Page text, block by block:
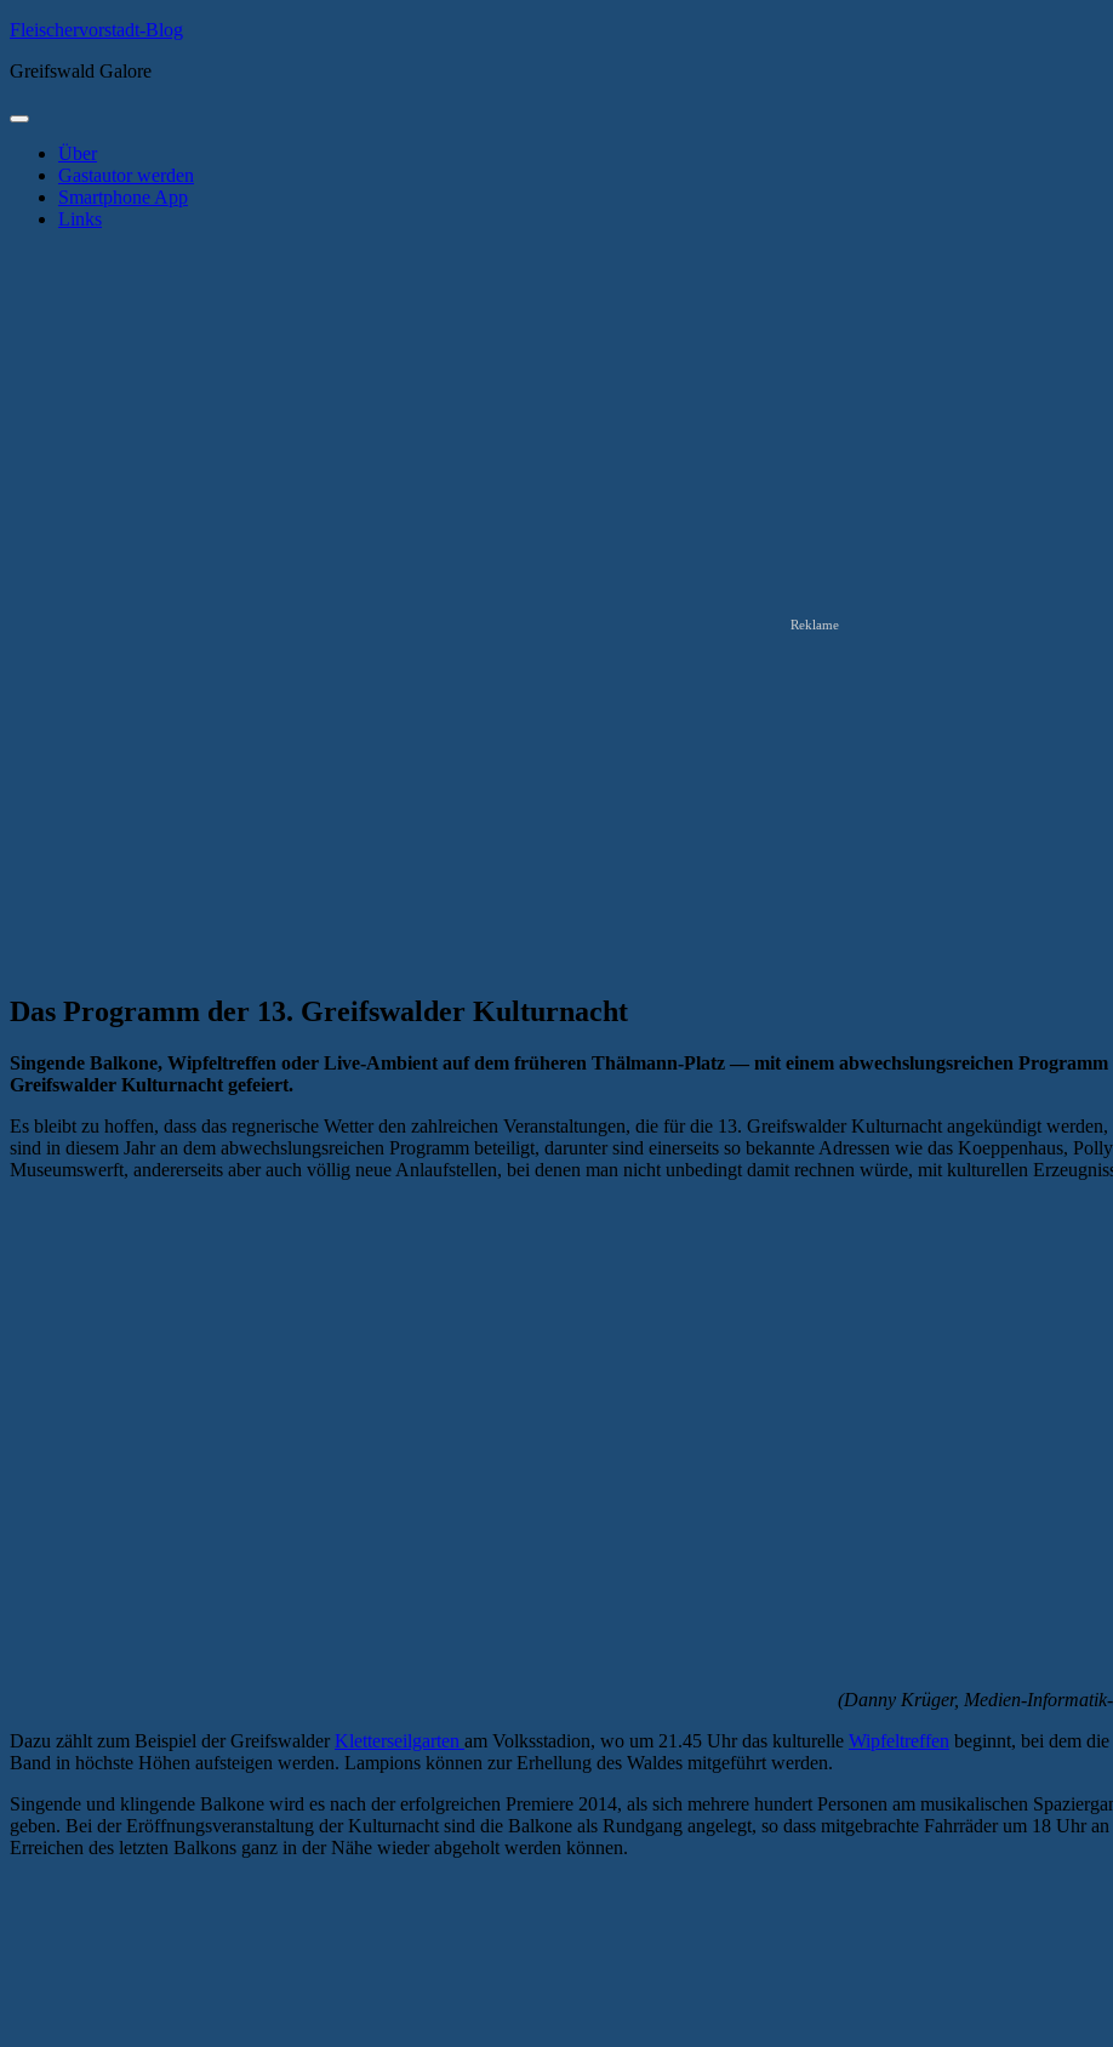
Zum
springen
Fleischervorstadt-Blog
Greifswald Galore
Primäres
Über
Gastautor werden
Smartphone App
Links
Reklame
Das Programm der 13. Greifswalder Kulturnacht
Singende Balkone, Wipfeltreffen oder Live-Ambient auf dem früheren Thälmann-Platz — mit einem abwechslungsreichen
Greifswalder Kulturnacht gefeiert.
Es bleibt zu hoffen, dass das regnerische Wetter den zahlreichen Veranstaltungen, die für die 13. Greifswalder Kulturnacht angekündigt
sind in diesem Jahr an dem abwechslungsreichen Programm beteiligt, darunter sind einerseits so bekannte Adressen wie das Koeppenhaus,
Museumswerft, andererseits aber auch völlig neue Anlaufstellen, bei denen man nicht unbedingt damit rechnen würde, mit kulturellen
(Danny Krüger, Medien-
Dazu zählt zum Beispiel der Greifswalder Kletterseilgarten am Volksstadion, wo um 21.45 Uhr das kulturelle Wipfeltreffen beginnt, bei dem
Band in höchste Höhen aufsteigen werden. Lampions können zur Erhellung des Waldes mitgeführt werden.
Singende und klingende Balkone wird es nach der erfolgreichen Premiere 2014, als sich mehrere hundert Personen am musikalischen
geben. Bei der Eröffnungsveranstaltung der Kulturnacht sind die Balkone als Rundgang angelegt, so dass mitgebrachte Fahrräder um 18 Uhr
Erreichen des letzten Balkons ganz in der Nähe wieder abgeholt werden können.